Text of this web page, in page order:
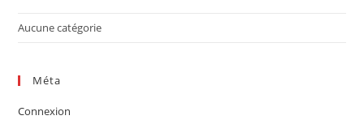
Aucune catégorie
Méta
Connexion